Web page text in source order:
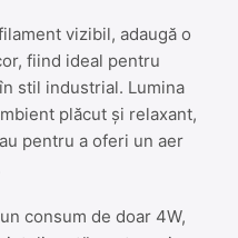
vizibil, adaugă o
fiind ideal pentru
stil industrial. Lumina
plăcut și relaxant,
pentru a oferi un aer
consum de doar 4W,